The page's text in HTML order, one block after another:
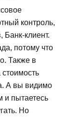
контроль,
Банк-клиент.
потому что
Также в
стоимость
А вы видимо
и пытаетесь
Но